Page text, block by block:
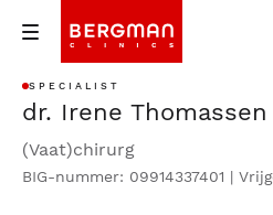
SPECIALIST
dr. Irene Thomassen
(Vaat)chirurg
BIG-nummer: 09914337401 |